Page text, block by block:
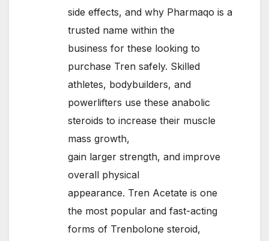
side effects, and why Pharmaqo is a
trusted name within the
business for these looking to
purchase Tren safely. Skilled
athletes, bodybuilders, and
powerlifters use these anabolic
steroids to increase their muscle
mass growth,
gain larger strength, and improve
overall physical
appearance. Tren Acetate is one
the most popular and fast-acting
forms of Trenbolone steroid,